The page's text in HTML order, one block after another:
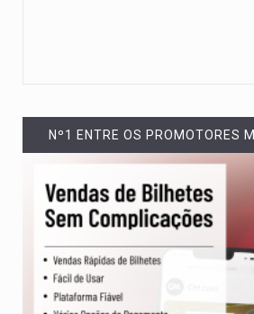
Nº1 ENTRE OS PROMOTORES